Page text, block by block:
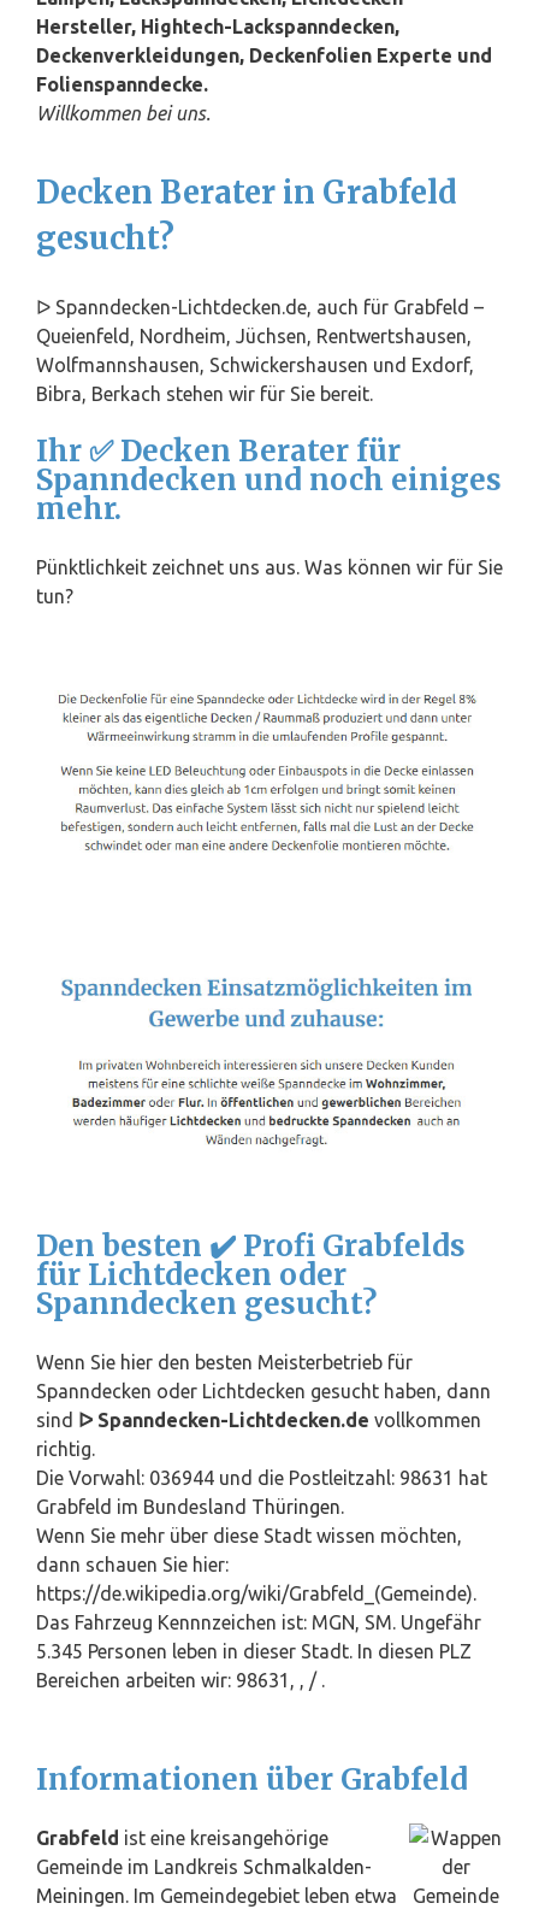
Hersteller, Hightech-Lackspanndecken,
Deckenverkleidungen, Deckenfolien Experte und
Folienspanndecke.
Willkommen bei uns.
Decken Berater in Grabfeld
gesucht?
ᐅ Spanndecken-Lichtdecken.de, auch für Grabfeld –
Queienfeld, Nordheim, Jüchsen, Rentwertshausen,
Wolfmannshausen, Schwickershausen und Exdorf,
Bibra, Berkach stehen wir für Sie bereit.
Ihr ✅ Decken Berater für
Spanndecken und noch einiges
mehr.
Pünktlichkeit zeichnet uns aus. Was können wir für Sie
tun?
Den besten ✔️ Profi Grabfelds
für Lichtdecken oder
Spanndecken gesucht?
Wenn Sie hier den besten Meisterbetrieb für
Spanndecken oder Lichtdecken gesucht haben, dann
sind ᐅ Spanndecken-Lichtdecken.de vollkommen
richtig.
Die Vorwahl: 036944 und die Postleitzahl: 98631 hat
Grabfeld im Bundesland Thüringen.
Wenn Sie mehr über diese Stadt wissen möchten,
dann schauen Sie hier:
https://de.wikipedia.org/wiki/Grabfeld_(Gemeinde).
Das Fahrzeug Kennnzeichen ist: MGN, SM. Ungefähr
5.345 Personen leben in dieser Stadt. In diesen PLZ
Bereichen arbeiten wir: 98631, , / .
Informationen über Grabfeld
Grabfeld ist eine kreisangehörige
Gemeinde im Landkreis Schmalkalden-
Meiningen. Im Gemeindegebiet leben etwa